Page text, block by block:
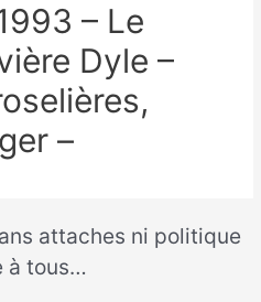
attaches ni politique
à tous…
– Le
Dyle –
–